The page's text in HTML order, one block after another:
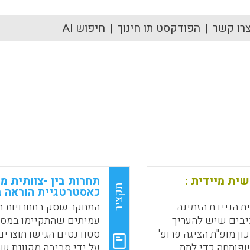
קשר הפודקסט תו חינוך חיפוש AI
מיידית :
הניידת הזמינה
שיש להעריך
מופ"ת הציגה פרופ'
תקציר
תחרות בין -צוותית
כאסטרטגיית הוראה
המחקר עוסק בתחרויות
עמיתים שהתקיימו
סטודנטים הגישו